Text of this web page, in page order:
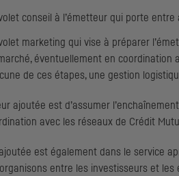
conseil à l’émetteur qui porte
marketing qui vise à préparer
éventuellement en
de ces étapes, une gestion
ajoutée est d’assumer
avec les réseaux de Crédit
ajoutée est également dans le service
entre les investisseurs et les